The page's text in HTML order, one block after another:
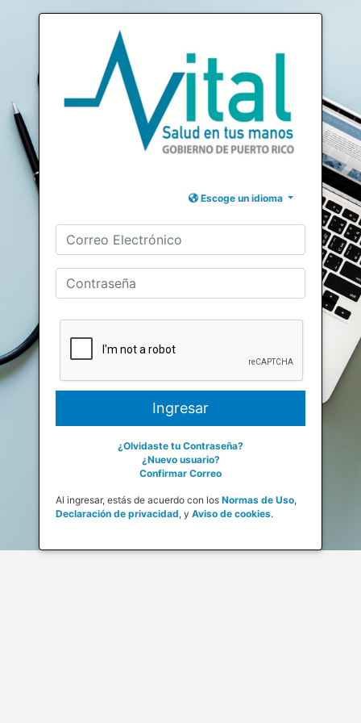
Escoge un idioma
¿Olvidaste tu Contraseña?
¿Nuevo usuario?
Confirmar Correo
Al ingresar, estás de acuerdo con los Normas de Uso,
Declaración de privacidad, y Aviso de cookies.